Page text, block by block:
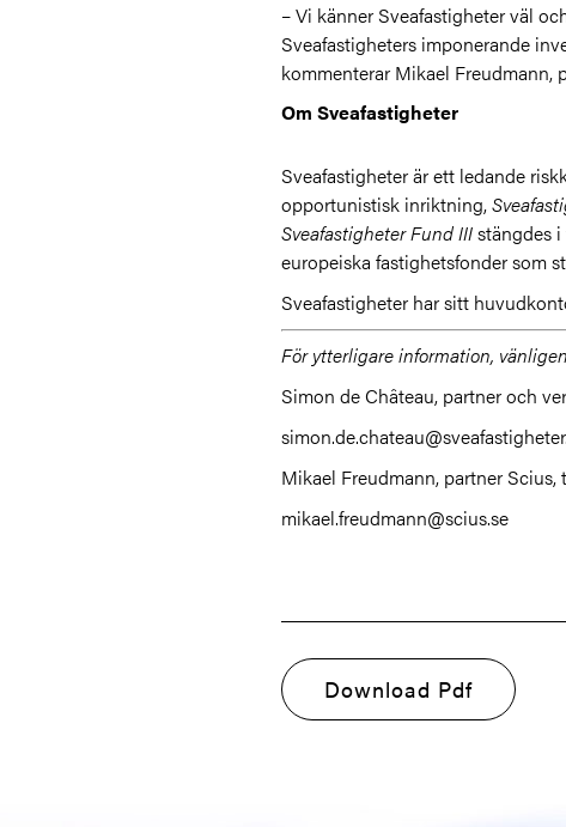
– Vi känner Sveafastigheter väl
Sveafastigheters imponerande
kommenterar Mikael Freudmann,
Om Sveafastigheter
Sveafastigheter är ett ledande
opportunistisk inriktning,
Sveafastigheter Fund IIIstängdes
europeiska fastighetsfonder som
Sveafastigheter har sitt
För ytterligare information,
Simon de Château, partner och
Mikael Freudmann, partner
mikael.freudmann@scius.se
Download Pdf